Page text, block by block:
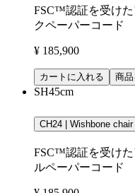
FSC™認証を受けた
クペーパーコード
¥ 185,900
カートに入れる 商
SH45cm
CH24 | Wishbone
FSC™認証を受けた
ルペーパーコード